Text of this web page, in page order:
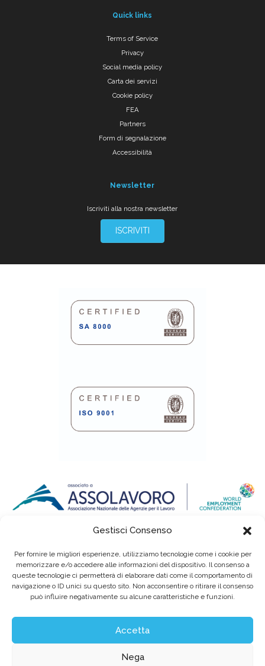
Gestisci Consenso
Per fornire le migliori esperienze, utilizziamo tecnologie come i cookie per
memorizzare e/o accedere alle informazioni del dispositivo. Il consenso a
queste tecnologie ci permetterà di elaborare dati come il comportamento di
navigazione o ID unici su questo sito. Non acconsentire o ritirare il consenso
può influire negativamente su alcune caratteristiche e funzioni.
Accetta
Nega
Quick links
Terms of Service
Privacy
Social media policy
Carta dei servizi
Cookie policy
FEA
Partners
Form di segnalazione
Accessibilità
Newsletter
Iscriviti alla nostra newsletter
ISCRIVITI
Eurointerim S.p.A. Società Benefit / Agenzia per il Lavoro / Cap. Soc. deliberato e
Sede legale: Viale dell'Industria, 60 / 35129 Padova Tel. (+39) 049 89 34 994 / Fax (+39)
049 89 35 068 /
info@eurointerim.it
C.F. - P. IVA - Reg. Imp. di Padova n° 03304720281 REA nº302673 / Aut. Min. Lav. Prot.
n.1208 - SG del 16.12.2004